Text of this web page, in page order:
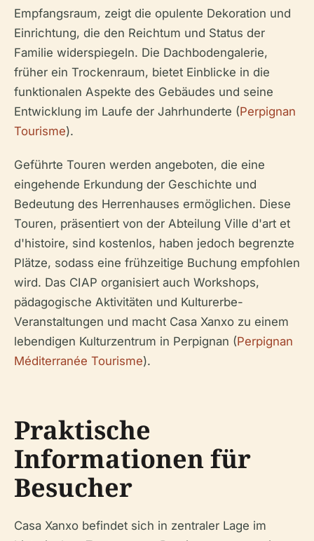
Empfangsraum, zeigt die opulente Dekoration und
Einrichtung, die den Reichtum und Status der
Familie widerspiegeln. Die Dachbodengalerie,
früher ein Trockenraum, bietet Einblicke in die
funktionalen Aspekte des Gebäudes und seine
Entwicklung im Laufe der Jahrhunderte (Perpignan
Tourisme).
Geführte Touren werden angeboten, die eine
eingehende Erkundung der Geschichte und
Bedeutung des Herrenhauses ermöglichen. Diese
Touren, präsentiert von der Abteilung Ville d'art et
d'histoire, sind kostenlos, haben jedoch begrenzte
Plätze, sodass eine frühzeitige Buchung empfohlen
wird. Das CIAP organisiert auch Workshops,
pädagogische Aktivitäten und Kulturerbe-
Veranstaltungen und macht Casa Xanxo zu einem
lebendigen Kulturzentrum in Perpignan (Perpignan
Méditerranée Tourisme).
Praktische
Informationen für
Besucher
Casa Xanxo befindet sich in zentraler Lage im